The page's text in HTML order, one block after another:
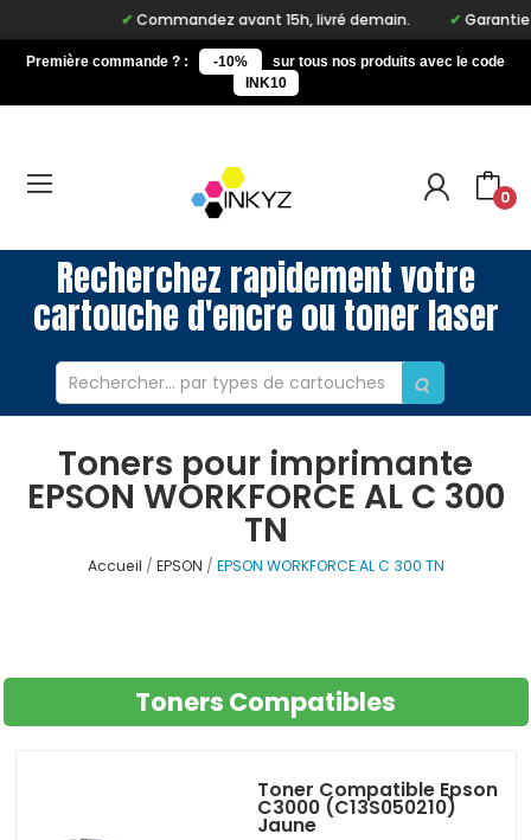
Commandez avant 15h, livré demain. Garantie à
Première commande ? : -10%
sur tous nos produits avec le code
INK10
0
Recherchez rapidement votre
cartouche d'encre ou toner laser
Toners pour imprimante
EPSON WORKFORCE AL C 300
TN
Accueil EPSON EPSON WORKFORCE AL C 300 TN
Toners Compatibles
Toner Compatible Epson
C3000 (C13S050210)
Jaune